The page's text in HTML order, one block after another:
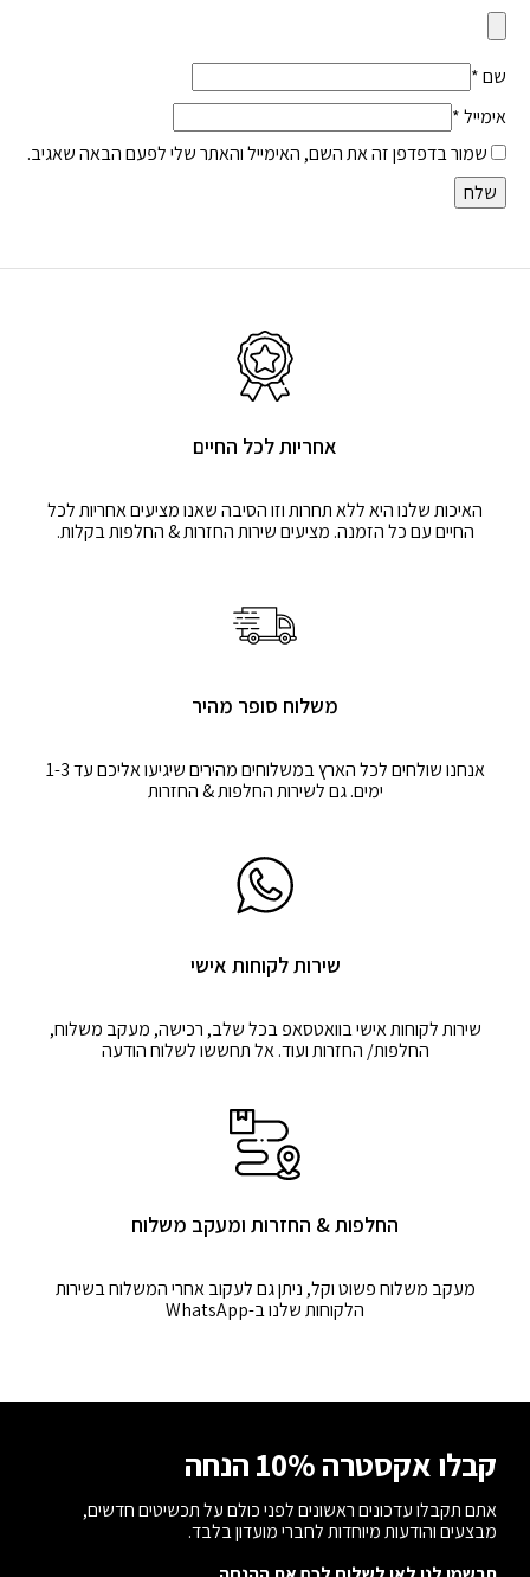
שם*
אימייל*
שמור בדפדפן זה את השם, האימייל והאתר שלי לפעם הבאה שאגיב.
אחריות לכל החיים
האיכות שלנו היא ללא תחרות וזו הסיבה שאנו מציעים אחריות לכל
החיים עם כל הזמנה. מציעים שירות החזרות & החלפות בקלות.
משלוח סופר מהיר
אנחנו שולחים לכל הארץ במשלוחים מהירים שיגיעו אליכם עד 1-3
ימים. גם לשירות החלפות & החזרות
שירות לקוחות אישי
שירות לקוחות אישי בוואטסאפ בכל שלב, רכישה, מעקב משלוח,
החלפות/ החזרות ועוד. אל תחששו לשלוח הודעה
החלפות & החזרות ומעקב משלוח
מעקב משלוח פשוט וקל, ניתן גם לעקוב אחרי המשלוח בשירות
הלקוחות שלנו ב-WhatsApp
קבלו אקסטרה 10% הנחה
אתם תקבלו עדכונים ראשונים לפני כולם על תכשיטים חדשים,
מבצעים והודעות מיוחדות לחברי מועדון בלבד.